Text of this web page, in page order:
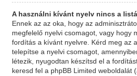
A használni kívánt nyelv nincs a
Ennek az az oka, hogy az
megfelelő nyelvi csomagot, vagy hogy
fordítás a kívánt nyelvre. Kérd meg az
telepítse a nyelvi csomagot,
létezik, nyugodtan készítsd el a
keresd fel a phpBB Limited weboldalát